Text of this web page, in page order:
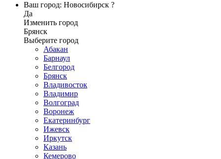
Ваш город: Новосибирск ?
Да
Изменить город
Брянск
Выберите город
Абакан
Барнаул
Белгород
Брянск
Владивосток
Владимир
Волгоград
Воронеж
Екатеринбург
Ижевск
Иркутск
Казань
Кемерово